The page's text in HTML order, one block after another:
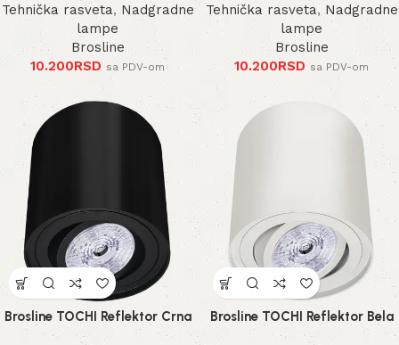
Tehnička rasveta, Nadgradne
lampe
Brosline
10.200RSD sa PDV-om
Tehnička rasveta, Nadgradne
lampe
Brosline
10.200RSD sa PDV-om
Brosline TOCHI Reflektor Crna Brosline TOCHI Reflektor Bela